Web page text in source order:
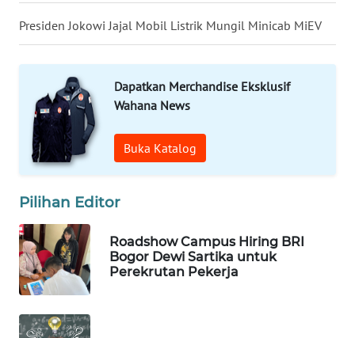
Presiden Jokowi Jajal Mobil Listrik Mungil Minicab MiEV
Dapatkan Merchandise Eksklusif
Wahana News
Buka Katalog
Pilihan Editor
Roadshow Campus Hiring BRI
Bogor Dewi Sartika untuk
Perekrutan Pekerja
LANGKAT
TAPANULI
SELATAN
WN
TANJUNG
LESUNG
WN
KARO
WN
SIMALUNGUN
WN